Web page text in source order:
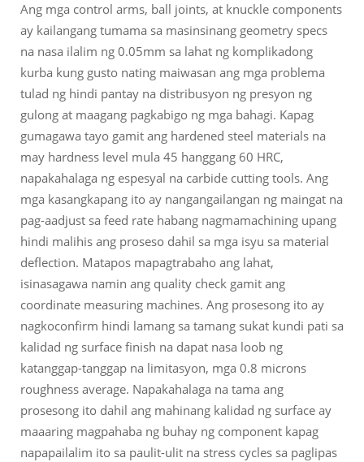
Ang mga control arms, ball joints, at knuckle components
ay kailangang tumama sa masinsinang geometry specs
na nasa ilalim ng 0.05mm sa lahat ng komplikadong
kurba kung gusto nating maiwasan ang mga problema
tulad ng hindi pantay na distribusyon ng presyon ng
gulong at maagang pagkabigo ng mga bahagi. Kapag
gumagawa tayo gamit ang hardened steel materials na
may hardness level mula 45 hanggang 60 HRC,
napakahalaga ng espesyal na carbide cutting tools. Ang
mga kasangkapang ito ay nangangailangan ng maingat na
pag-aadjust sa feed rate habang nagmamachining upang
hindi malihis ang proseso dahil sa mga isyu sa material
deflection. Matapos mapagtrabaho ang lahat,
isinasagawa namin ang quality check gamit ang
coordinate measuring machines. Ang prosesong ito ay
nagkoconfirm hindi lamang sa tamang sukat kundi pati sa
kalidad ng surface finish na dapat nasa loob ng
katanggap-tanggap na limitasyon, mga 0.8 microns
roughness average. Napakahalaga na tama ang
prosesong ito dahil ang mahinang kalidad ng surface ay
maaaring magpahaba ng buhay ng component kapag
napapailalim ito sa paulit-ulit na stress cycles sa paglipas